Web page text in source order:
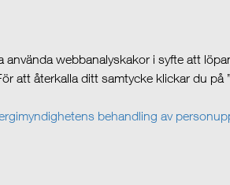
använda webbanalyskakor i syfte att
att återkalla ditt samtycke klickar du
behandling av